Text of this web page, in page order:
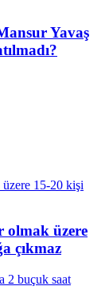
Yavaş
olmak üzere
çıkmaz